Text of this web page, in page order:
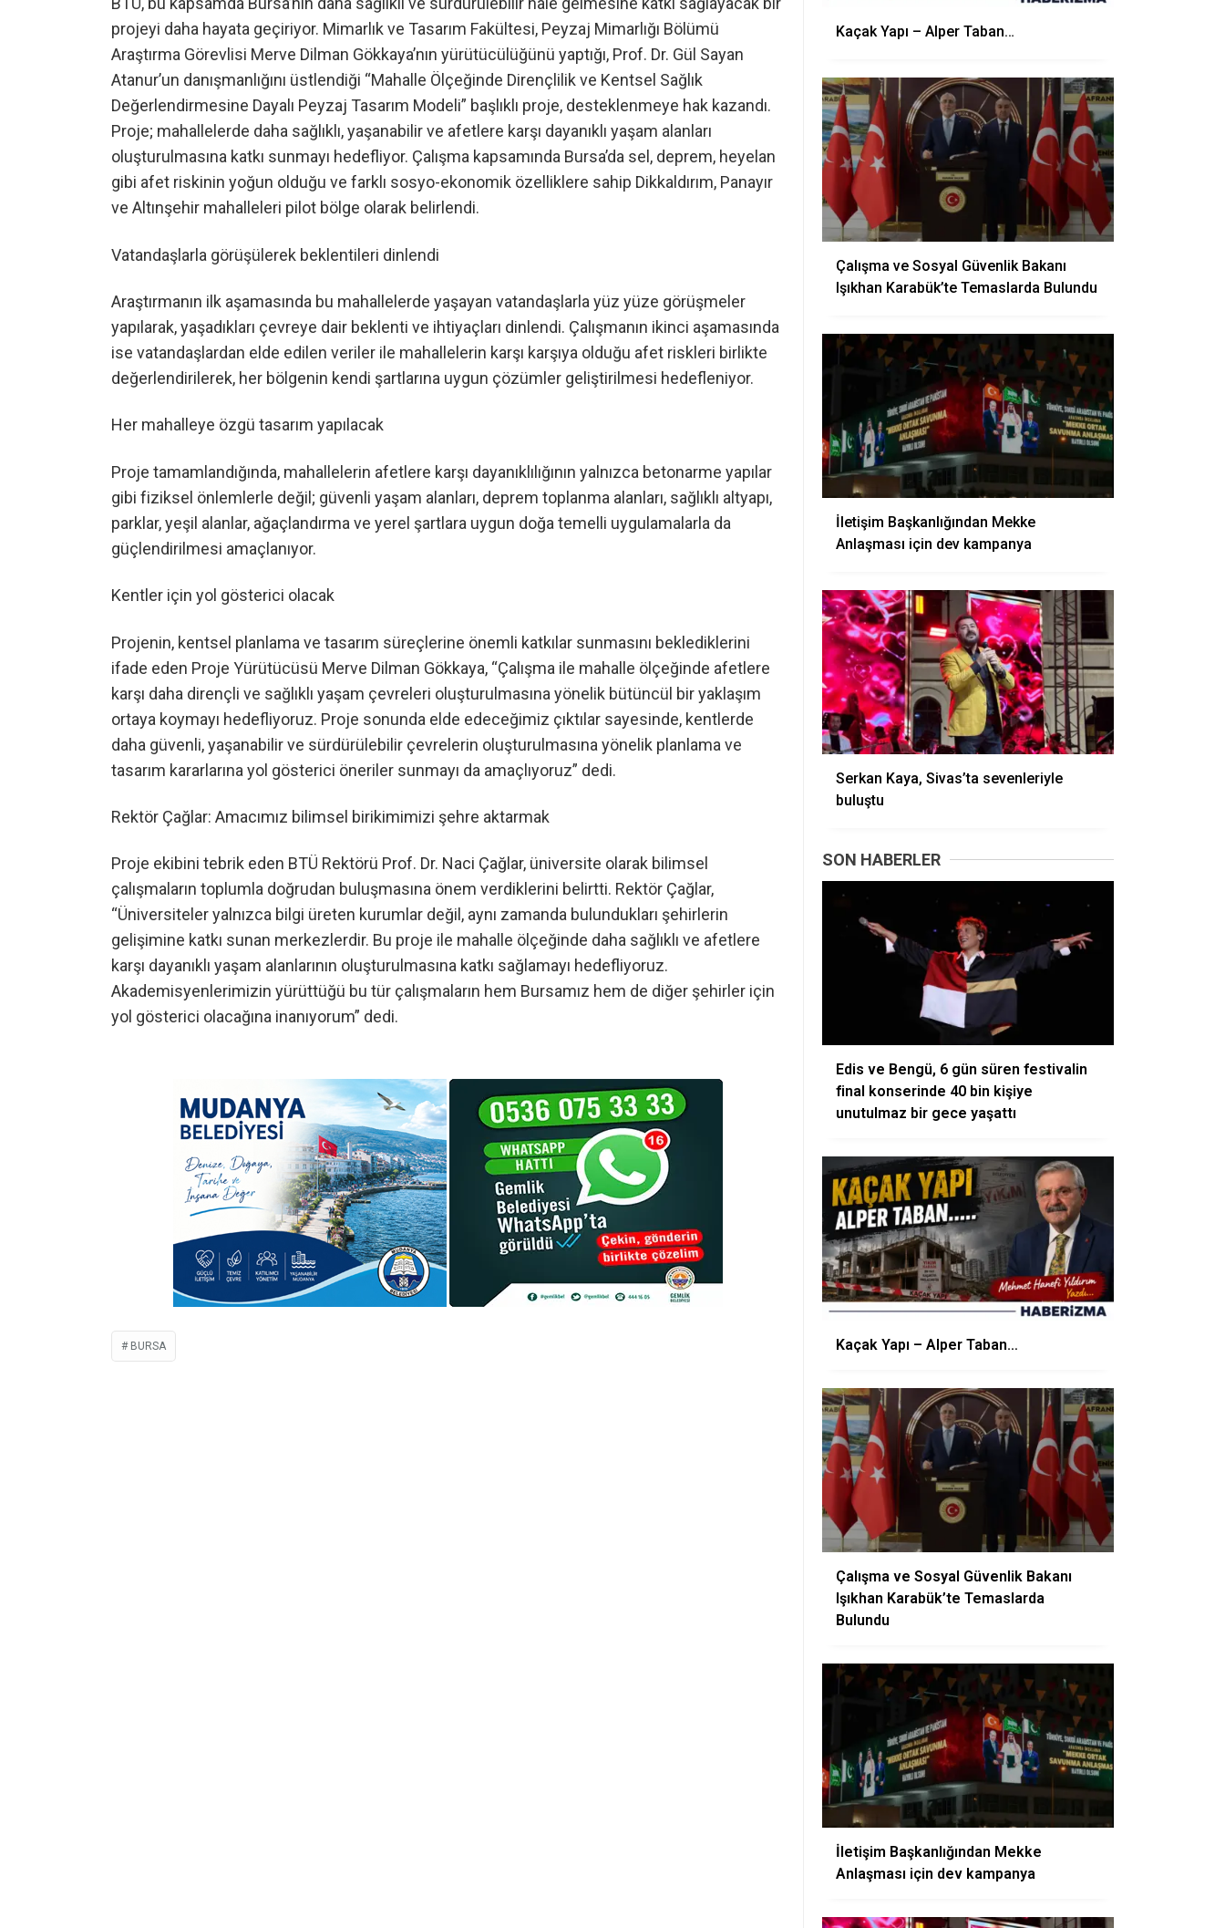
projeyi daha hayata geçiriyor. Mimarlık ve Tasarım Fakültesi, Peyzaj Mimarlığı Bölümü
Araştırma Görevlisi Merve Dilman Gökkaya’nın yürütücülüğünü yaptığı, Prof. Dr. Gül Sayan
Atanur’un danışmanlığını üstlendiği “Mahalle Ölçeğinde Dirençlilik ve Kentsel Sağlık
Değerlendirmesine Dayalı Peyzaj Tasarım Modeli” başlıklı proje, desteklenmeye hak kazandı.
Proje; mahallelerde daha sağlıklı, yaşanabilir ve afetlere karşı dayanıklı yaşam alanları
oluşturulmasına katkı sunmayı hedefliyor. Çalışma kapsamında Bursa’da sel, deprem, heyelan
gibi afet riskinin yoğun olduğu ve farklı sosyo-ekonomik özelliklere sahip Dikkaldırım, Panayır
ve Altınşehir mahalleleri pilot bölge olarak belirlendi.
Vatandaşlarla görüşülerek beklentileri dinlendi
Araştırmanın ilk aşamasında bu mahallelerde yaşayan vatandaşlarla yüz yüze görüşmeler
yapılarak, yaşadıkları çevreye dair beklenti ve ihtiyaçları dinlendi. Çalışmanın ikinci aşamasında
ise vatandaşlardan elde edilen veriler ile mahallelerin karşı karşıya olduğu afet riskleri birlikte
değerlendirilerek, her bölgenin kendi şartlarına uygun çözümler geliştirilmesi hedefleniyor.
Her mahalleye özgü tasarım yapılacak
Proje tamamlandığında, mahallelerin afetlere karşı dayanıklılığının yalnızca betonarme yapılar
gibi fiziksel önlemlerle değil; güvenli yaşam alanları, deprem toplanma alanları, sağlıklı altyapı,
parklar, yeşil alanlar, ağaçlandırma ve yerel şartlara uygun doğa temelli uygulamalarla da
güçlendirilmesi amaçlanıyor.
Kentler için yol gösterici olacak
Projenin, kentsel planlama ve tasarım süreçlerine önemli katkılar sunmasını beklediklerini
ifade eden Proje Yürütücüsü Merve Dilman Gökkaya, “Çalışma ile mahalle ölçeğinde afetlere
karşı daha dirençli ve sağlıklı yaşam çevreleri oluşturulmasına yönelik bütüncül bir yaklaşım
ortaya koymayı hedefliyoruz. Proje sonunda elde edeceğimiz çıktılar sayesinde, kentlerde
daha güvenli, yaşanabilir ve sürdürülebilir çevrelerin oluşturulmasına yönelik planlama ve
tasarım kararlarına yol gösterici öneriler sunmayı da amaçlıyoruz” dedi.
Rektör Çağlar: Amacımız bilimsel birikimimizi şehre aktarmak
Proje ekibini tebrik eden BTÜ Rektörü Prof. Dr. Naci Çağlar, üniversite olarak bilimsel
çalışmaların toplumla doğrudan buluşmasına önem verdiklerini belirtti. Rektör Çağlar,
“Üniversiteler yalnızca bilgi üreten kurumlar değil, aynı zamanda bulundukları şehirlerin
gelişimine katkı sunan merkezlerdir. Bu proje ile mahalle ölçeğinde daha sağlıklı ve afetlere
karşı dayanıklı yaşam alanlarının oluşturulmasına katkı sağlamayı hedefliyoruz.
Akademisyenlerimizin yürüttüğü bu tür çalışmaların hem Bursamız hem de diğer şehirler için
yol gösterici olacağına inanıyorum” dedi.
BURSA
Kaçak Yapı – Alper Taban…
Çalışma ve Sosyal Güvenlik Bakanı
Işıkhan Karabük’te Temaslarda Bulundu
İletişim Başkanlığından Mekke
Anlaşması için dev kampanya
Serkan Kaya, Sivas’ta sevenleriyle
buluştu
SON HABERLER
Edis ve Bengü, 6 gün süren festivalin
final konserinde 40 bin kişiye
unutulmaz bir gece yaşattı
Kaçak Yapı – Alper Taban…
Çalışma ve Sosyal Güvenlik Bakanı
Işıkhan Karabük’te Temaslarda
Bulundu
İletişim Başkanlığından Mekke
Anlaşması için dev kampanya